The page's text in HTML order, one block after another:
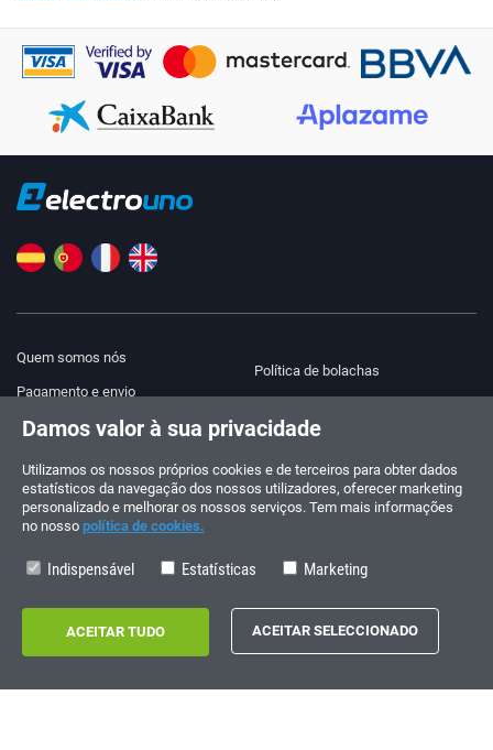
Quem somos nós
Pagamento e envio
Aviso legal
Política de privacidade
Política de bolachas
ENCOMENDAS E CONSULTAS
+34 910 600 459
HORÁRIO DE VERÃO
Segunda a sexta-feira: 10:00 - 14:00
Damos valor à sua privacidade
Utilizamos os nossos próprios cookies e de terceiros para obter dados
estatísticos da navegação dos nossos utilizadores, oferecer marketing
personalizado e melhorar os nossos serviços. Tem mais informações
no nosso política de cookies.
Indispensável Estatísticas Marketing